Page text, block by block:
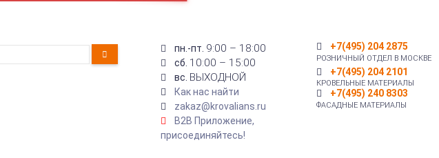
пн.-пт. 9:00 – 18:00
сб. 10:00 – 15:00
вс. ВЫХОДНОЙ
Как нас найти
zakaz@krovalians.ru
B2B Приложение,
присоединяйтесь!
+7(495) 204 2875
РОЗНИЧНЫЙ ОТДЕЛ В МОСКВЕ
+7(495) 204 2101
КРОВЕЛЬНЫЕ МАТЕРИАЛЫ
+7(495) 240 8303
ФАСАДНЫЕ МАТЕРИАЛЫ